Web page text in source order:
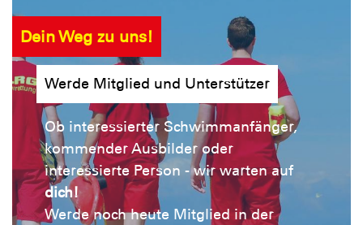
Dein Weg zu uns!
Werde Mitglied und Unterstützer
Ob interessierter Schwimmanfänger,
kommender Ausbilder oder
interessierte Person - wir warten auf
dich!
Werde noch heute Mitglied in der